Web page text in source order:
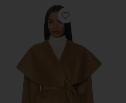
Favorite AUBRI ジャ